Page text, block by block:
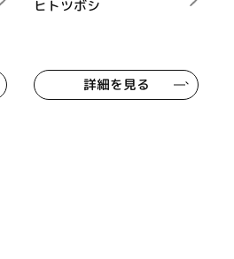
ヒトツボシ
詳細を見る